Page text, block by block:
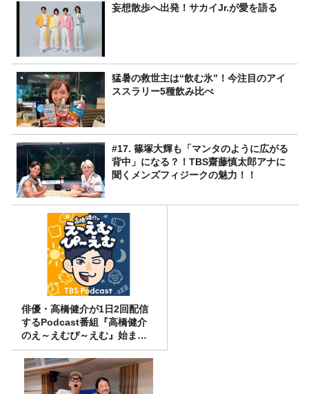
妄想散歩へ出発！サカイJr.が愛を語る
猛暑の救世主は“飲む氷”！今注目のアイ
ススラリー5種飲み比べ
#17. 篠塚大輝も「マンタのように広がる
背中」になる？！TBS齋藤慎太郎アナに
聞くメンズフィジークの魅力！！
俳優・高橋健介が1日2回配信
するPodcast番組『高橋健介
のえ～えむぴ～えむ』始まり
ます